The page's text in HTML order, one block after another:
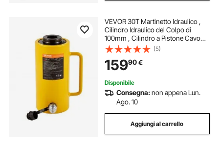
VEVOR 30T Martinetto Idraulico ,
Cilindro Idraulico del Colpo di
100mm , Cilindro a Pistone Cavo
Cilindro Idraulico Cilindro di
Sollevamento Connettore Rapido
Sollevamento Facile
(5)
15990€
Disponibile
Consegna:non appena Lun.
Ago. 10
Aggiungi al carrello